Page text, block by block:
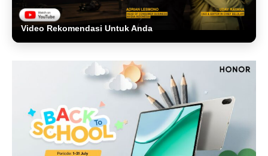
Video Rekomendasi Untuk Anda